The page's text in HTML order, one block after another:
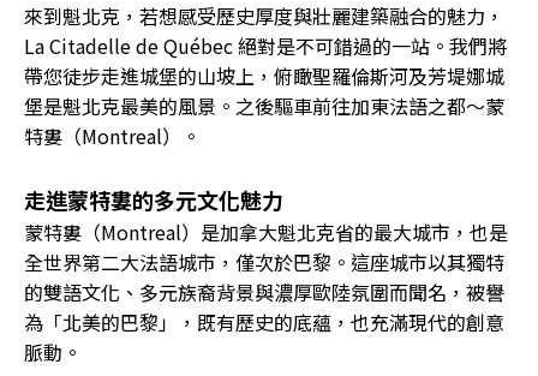
來到魁北克，若想感受歷史厚度與壯麗建築融合的魅力，
La Citadelle de Québec 絕對是不可錯過的一站。我們將
帶您徒步走進城堡的山坡上，俯瞰聖羅倫斯河及芳堤娜城
堡是魁北克最美的風景。之後驅車前往加東法語之都～蒙
特婁（Montreal）。
走進蒙特婁的多元文化魅力
蒙特婁（Montreal）是加拿大魁北克省的最大城市，也是
全世界第二大法語城市，僅次於巴黎。這座城市以其獨特
的雙語文化、多元族裔背景與濃厚歐陸氛圍而聞名，被譽
為「北美的巴黎」，既有歷史的底蘊，也充滿現代的創意
脈動。